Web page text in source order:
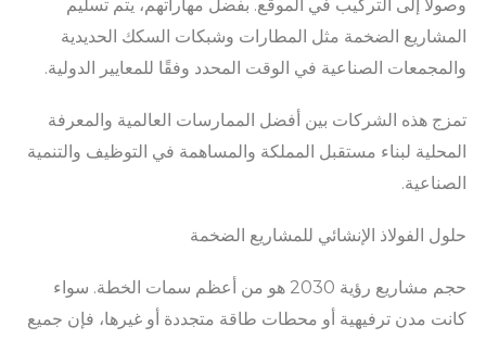
وصولاً إلى التركيب في الموقع. بفضل مهاراتهم، يتم تسليم
المشاريع الضخمة مثل المطارات وشبكات السكك الحديدية
والمجمعات الصناعية في الوقت المحدد وفقًا للمعايير الدولية.
تمزج هذه الشركات بين أفضل الممارسات العالمية والمعرفة
المحلية لبناء مستقبل المملكة والمساهمة في التوظيف والتنمية
الصناعية.
حلول الفولاذ الإنشائي للمشاريع الضخمة
حجم مشاريع رؤية 2030 هو من أعظم سمات الخطة. سواء
كانت مدن ترفيهية أو محطات طاقة متجددة أو غيرها، فإن جميع